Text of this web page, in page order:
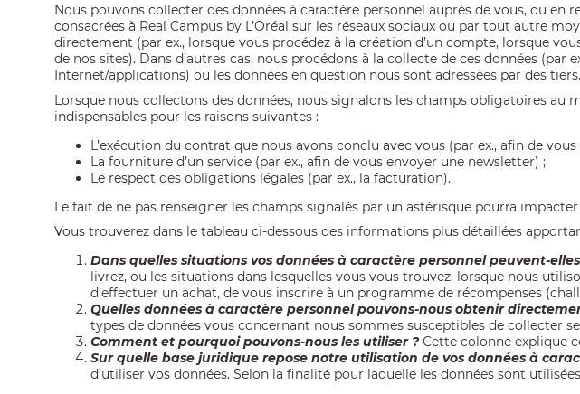
Nous pouvons collecter des données à caractère personnel auprès de vous, ou
consacrées à Real Campus by L’Oréal sur les réseaux sociaux ou par tout autre
directement (par ex., lorsque vous procédez à la création d’un compte, lorsque
de nos sites). Dans d’autres cas, nous procédons à la collecte de ces données
Internet/applications) ou les données en question nous sont adressées par des tiers.
Lorsque nous collectons des données, nous signalons les champs obligatoires au
indispensables pour les raisons suivantes :
L’exécution du contrat que nous avons conclu avec vous (par ex., afin de
La fourniture d’un service (par ex., afin de vous envoyer une newsletter) ;
Le respect des obligations légales (par ex., la facturation).
Le fait de ne pas renseigner les champs signalés par un astérisque pourra
Vous trouverez dans le tableau ci-dessous des informations plus détaillées
Dans quelles situations vos données à caractère personnel peuvent-
livrez, ou les situations dans lesquelles vous vous trouvez, lorsque nous
d’effectuer un achat, de vous inscrire à un programme de récompenses
Quelles données à caractère personnel pouvons-nous obtenir
types de données vous concernant nous sommes susceptibles de collecter
Comment et pourquoi pouvons-nous les utiliser ?Cette colonne explique
Sur quelle base juridique repose notre utilisation de vos données à
d’utiliser vos données. Selon la finalité pour laquelle les données sont